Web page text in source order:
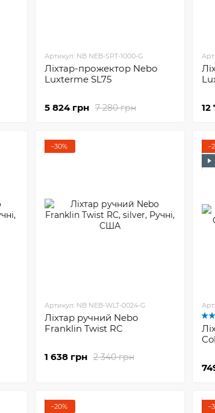
Артикул: NB NEB-SPT-1000-G
Ліхтар-прожектор Nebo
Luxterme SL75
7 280 грн
5 824 грн 12
−30%
Артикул: NB NEB-WLT-0024-G
Ліхтар ручний Nebo
Franklin Twist RC
2 340 грн
1 638 грн
−20%